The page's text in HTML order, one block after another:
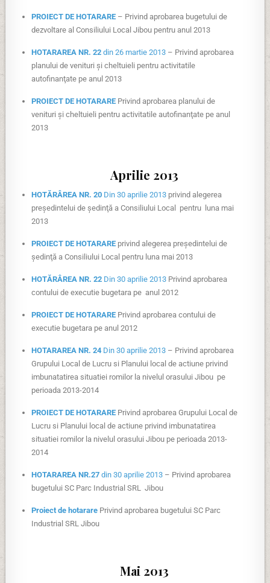
PROIECT DE HOTARARE – Privind aprobarea bugetului de
dezvoltare al Consiliului Local Jibou pentru anul 2013
HOTARAREA NR. 22 din 26 martie 2013 – Privind aprobarea
planului de venituri şi cheltuieli pentru activitatile
autofinanţate pe anul 2013
PROIECT DE HOTARARE Privind aprobarea planului de
venituri şi cheltuieli pentru activitatile autofinanţate pe anul
2013
Aprilie 2013
HOTĂRÂREA NR. 20 Din 30 aprilie 2013 privind alegerea
preşedintelui de şedinţă a Consiliului Local pentru luna mai
2013
PROIECT DE HOTARARE privind alegerea preşedintelui de
şedinţă a Consiliului Local pentru luna mai 2013
HOTĂRÂREA NR. 22 Din 30 aprilie 2013 Privind aprobarea
contului de executie bugetara pe anul 2012
PROIECT DE HOTARARE Privind aprobarea contului de
executie bugetara pe anul 2012
HOTARAREA NR. 24 Din 30 aprilie 2013 – Privind aprobarea
Grupului Local de Lucru si Planului local de actiune privind
imbunatatirea situatiei romilor la nivelul orasului Jibou pe
perioada 2013-2014
PROIECT DE HOTARARE Privind aprobarea Grupului Local de
Lucru si Planului local de actiune privind imbunatatirea
situatiei romilor la nivelul orasului Jibou pe perioada 2013-
2014
HOTARAREA NR.27 din 30 aprilie 2013 – Privind aprobarea
bugetului SC Parc Industrial SRL Jibou
Proiect de hotarare Privind aprobarea bugetului SC Parc
Industrial SRL Jibou
Mai 2013